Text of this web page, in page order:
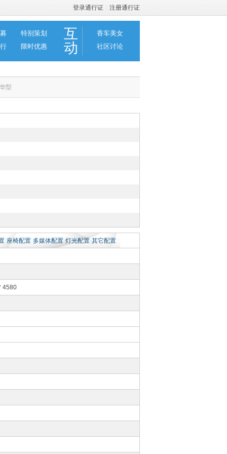
注册通行证
登录通行证
特别策划
限时优惠
互
动
香车美女
社区讨论
型
座椅配置 多媒体配置 灯光配置 其它配置
4580